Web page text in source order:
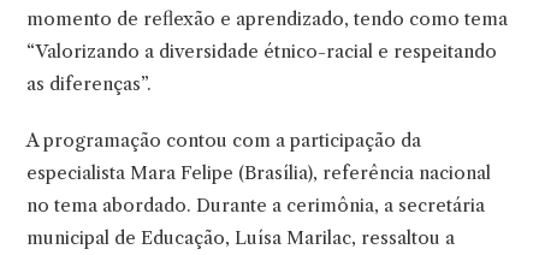
momento de reflexão e aprendizado, tendo como tema
“Valorizando a diversidade étnico-racial e respeitando
as diferenças”.
A programação contou com a participação da
especialista Mara Felipe (Brasília), referência nacional
no tema abordado. Durante a cerimônia, a secretária
municipal de Educação, Luísa Marilac, ressaltou a